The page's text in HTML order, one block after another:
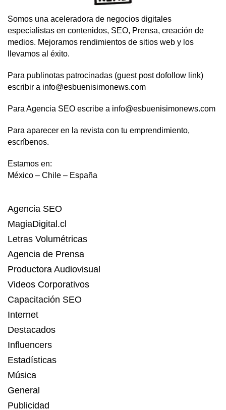
Somos una aceleradora de negocios digitales
especialistas en contenidos, SEO, Prensa, creación de
medios. Mejoramos rendimientos de sitios web y los
llevamos al éxito.
Para publinotas patrocinadas (guest post dofollow link)
escribir a info@esbuenisimonews.com
Para Agencia SEO escribe a info@esbuenisimonews.com
Para aparecer en la revista con tu emprendimiento,
escríbenos.
Estamos en:
México – Chile – España
Agencia SEO
MagiaDigital.cl
Letras Volumétricas
Agencia de Prensa
Productora Audiovisual
Videos Corporativos
Capacitación SEO
Internet
Destacados
Influencers
Estadísticas
Música
General
Publicidad